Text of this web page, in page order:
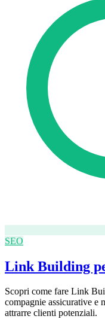
SEO
Link Building
Scopri come fare Link
compagnie assicurative e
attrarre clienti potenziali.